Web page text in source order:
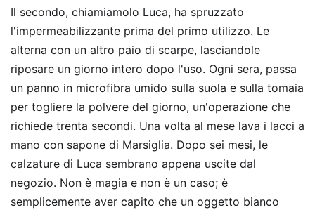
Il secondo, chiamiamolo Luca, ha spruzzato
l'impermeabilizzante prima del primo utilizzo. Le
alterna con un altro paio di scarpe, lasciandole
riposare un giorno intero dopo l'uso. Ogni sera, passa
un panno in microfibra umido sulla suola e sulla tomaia
per togliere la polvere del giorno, un'operazione che
richiede trenta secondi. Una volta al mese lava i lacci a
mano con sapone di Marsiglia. Dopo sei mesi, le
calzature di Luca sembrano appena uscite dal
negozio. Non è magia e non è un caso; è
semplicemente aver capito che un oggetto bianco